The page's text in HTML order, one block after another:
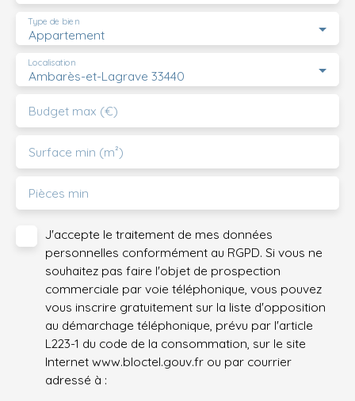
Appartement
Type de bien
Ambarès-et-Lagrave 33440
Localisation
Budget max (€)
Surface min (m²)
Pièces min
J'accepte le traitement de mes données
personnelles conformément au RGPD. Si vous ne
souhaitez pas faire l'objet de prospection
commerciale par voie téléphonique, vous pouvez
vous inscrire gratuitement sur la liste d'opposition
au démarchage téléphonique, prévu par l'article
L223-1 du code de la consommation, sur le site
Internet www.bloctel.gouv.fr ou par courrier
adressé à :